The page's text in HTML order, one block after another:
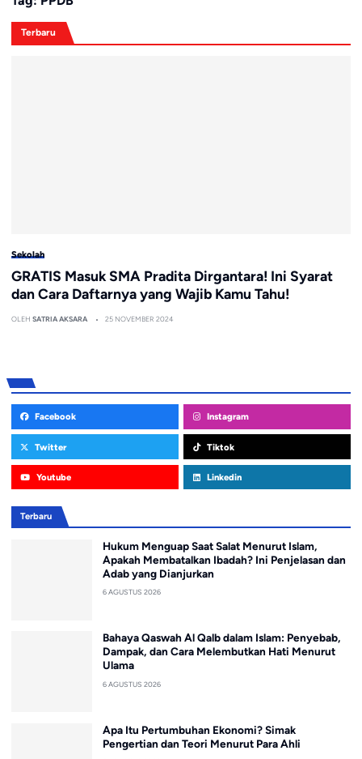
Terbaru
Sekolah
GRATIS Masuk SMA Pradita Dirgantara! Ini Syarat
dan Cara Daftarnya yang Wajib Kamu Tahu!
OLEH SATRIA AKSARA 25 NOVEMBER 2024
Facebook Instagram
Twitter Tiktok
Youtube Linkedin
Terbaru
Hukum Menguap Saat Salat Menurut Islam,
Apakah Membatalkan Ibadah? Ini Penjelasan dan
Adab yang Dianjurkan
6 AGUSTUS 2026
Bahaya Qaswah Al Qalb dalam Islam: Penyebab,
Dampak, dan Cara Melembutkan Hati Menurut
Ulama
6 AGUSTUS 2026
Apa Itu Pertumbuhan Ekonomi? Simak
Pengertian dan Teori Menurut Para Ahli